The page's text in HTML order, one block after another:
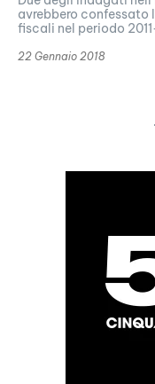
avrebbero confessato
fiscali nel periodo
22 Gennaio 2018